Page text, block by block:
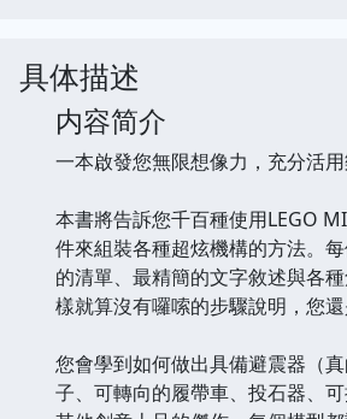
具体描述
内容简介
一本啟發您無限想像力，充分活
本書將告訴您千百種使用LEGO
件來組裝各種超炫機構的方法。
的清單、最精簡的文字敘述與各
樣就算沒有囉嗦的步驟說明，您還
您會學到如何做出具備避震器（
子、可轉向的履帶車、投石器、